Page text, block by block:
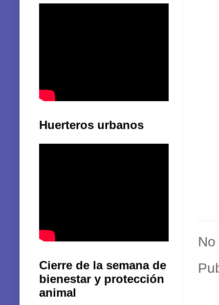
Huerteros urbanos
Cierre de la semana de
bienestar y protección
animal